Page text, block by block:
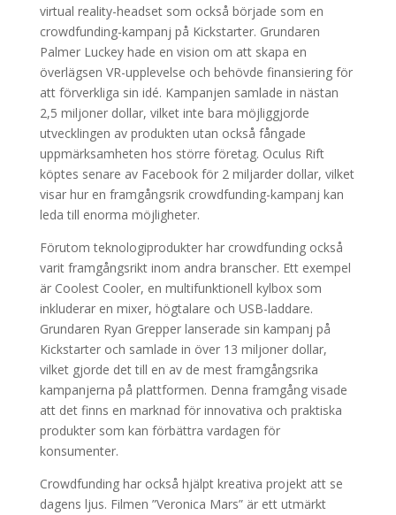
virtual reality-headset som också började som en
crowdfunding-kampanj på Kickstarter. Grundaren
Palmer Luckey hade en vision om att skapa en
överlägsen VR-upplevelse och behövde finansiering för
att förverkliga sin idé. Kampanjen samlade in nästan
2,5 miljoner dollar, vilket inte bara möjliggjorde
utvecklingen av produkten utan också fångade
uppmärksamheten hos större företag. Oculus Rift
köptes senare av Facebook för 2 miljarder dollar, vilket
visar hur en framgångsrik crowdfunding-kampanj kan
leda till enorma möjligheter.
Förutom teknologiprodukter har crowdfunding också
varit framgångsrikt inom andra branscher. Ett exempel
är Coolest Cooler, en multifunktionell kylbox som
inkluderar en mixer, högtalare och USB-laddare.
Grundaren Ryan Grepper lanserade sin kampanj på
Kickstarter och samlade in över 13 miljoner dollar,
vilket gjorde det till en av de mest framgångsrika
kampanjerna på plattformen. Denna framgång visade
att det finns en marknad för innovativa och praktiska
produkter som kan förbättra vardagen för
konsumenter.
Crowdfunding har också hjälpt kreativa projekt att se
dagens ljus. Filmen ”Veronica Mars” är ett utmärkt